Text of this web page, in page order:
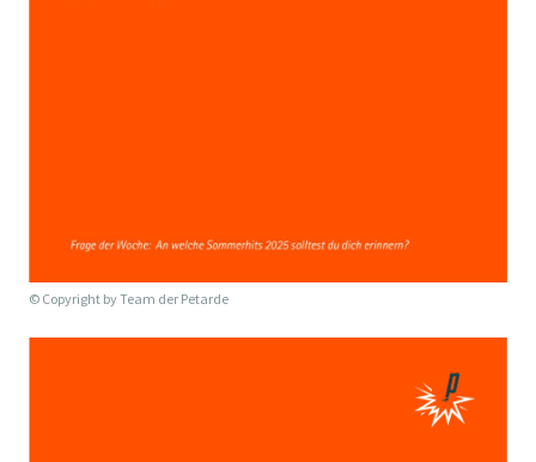
© Copyright byTeam der Petarde